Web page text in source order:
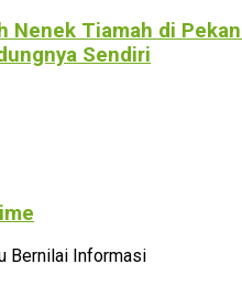
Nenek Tiamah di
Sendiri
Bernilai Informasi